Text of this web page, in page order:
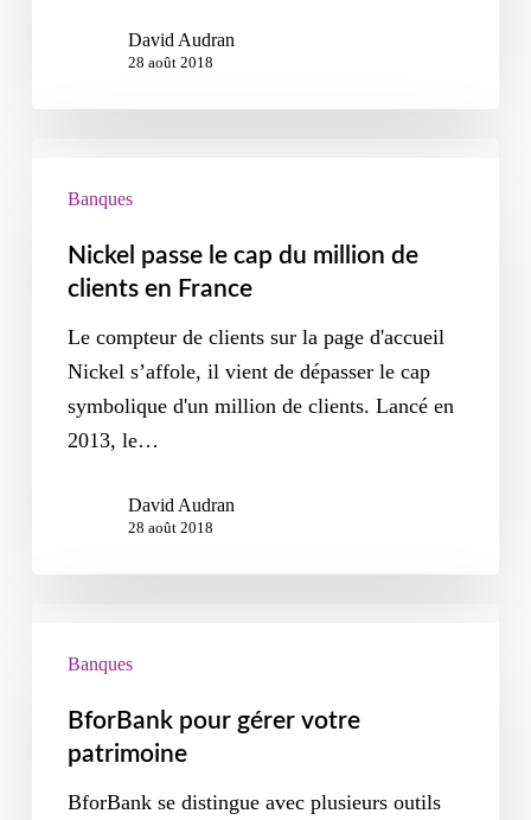
David Audran
28 août 2018
Banques
Nickel passe le cap du million de
clients en France
Le compteur de clients sur la page d'accueil
Nickel s’affole, il vient de dépasser le cap
symbolique d'un million de clients. Lancé en
2013, le…
David Audran
28 août 2018
Banques
BforBank pour gérer votre
patrimoine
BforBank se distingue avec plusieurs outils